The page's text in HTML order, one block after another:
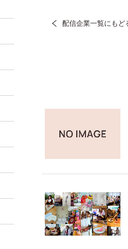
配信企業一覧にもど